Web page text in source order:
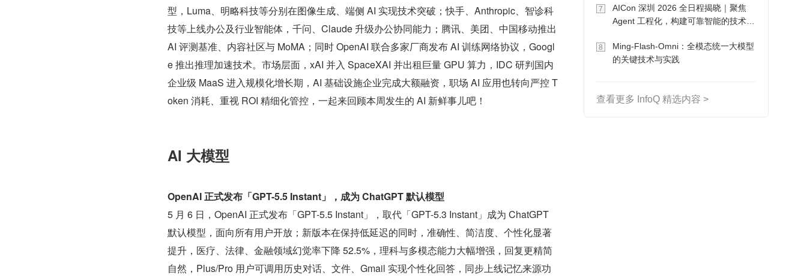
型，Luma、明略科技等分别在图像生成、端侧 AI 实现技术突破；快手、Anthropic、智诊科
技等上线办公及行业智能体，千问、Claude 升级办公协同能力；腾讯、美团、中国移动推出
AI 评测基准、内容社区与 MoMA；同时 OpenAI 联合多家厂商发布 AI 训练网络协议，Googl
e 推出推理加速技术。市场层面，xAI 并入 SpaceXAI 并出租巨量 GPU 算力，IDC 研判国内
企业级 MaaS 进入规模化增长期，AI 基础设施企业完成大额融资，职场 AI 应用也转向严控 T
oken 消耗、重视 ROI 精细化管控，一起来回顾本周发生的 AI 新鲜事儿吧！
AI 大模型
OpenAI 正式发布「GPT-5.5 Instant」，成为 ChatGPT 默认模型
5 月 6 日，OpenAI 正式发布「GPT-5.5 Instant」，取代「GPT-5.3 Instant」成为 ChatGPT
默认模型，面向所有用户开放；新版本在保持低延迟的同时，准确性、简洁度、个性化显著
提升，医疗、法律、金融领域幻觉率下降 52.5%，理科与多模态能力大幅增强，回复更精简
自然，Plus/Pro 用户可调用历史对话、文件、Gmail 实现个性化回答，同步上线记忆来源功
7
AICon 深圳 2026 全日程揭晓｜聚焦
Agent 工程化，构建可靠智能的技术路
8
Ming-Flash-Omni：全模态统一大模型
的关键技术与实践
查看更多 InfoQ 精选内容 >